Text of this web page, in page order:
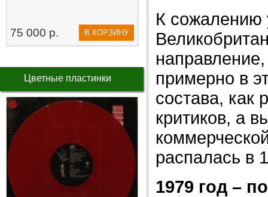
75 000 р. В КОРЗИНУ
Цветные пластинки
К сожалению
примерно в
состава, как
критиков, а
распалась в
1979 год –